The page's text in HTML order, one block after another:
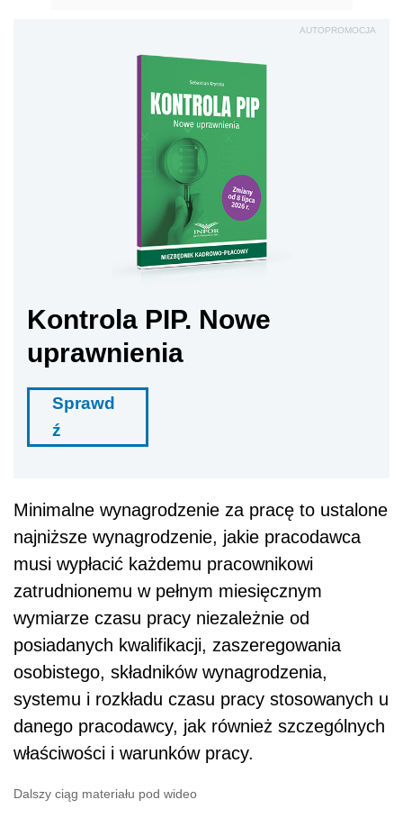
AUTOPROMOCJA
Kontrola PIP. Nowe
uprawnienia
Sprawd
ź
Minimalne wynagrodzenie za pracę to ustalone
najniższe wynagrodzenie, jakie pracodawca
musi wypłacić każdemu pracownikowi
zatrudnionemu w pełnym miesięcznym
wymiarze czasu pracy niezależnie od
posiadanych kwalifikacji, zaszeregowania
osobistego, składników wynagrodzenia,
systemu i rozkładu czasu pracy stosowanych u
danego pracodawcy, jak również szczególnych
właściwości i warunków pracy.
Dalszy ciąg materiału pod wideo